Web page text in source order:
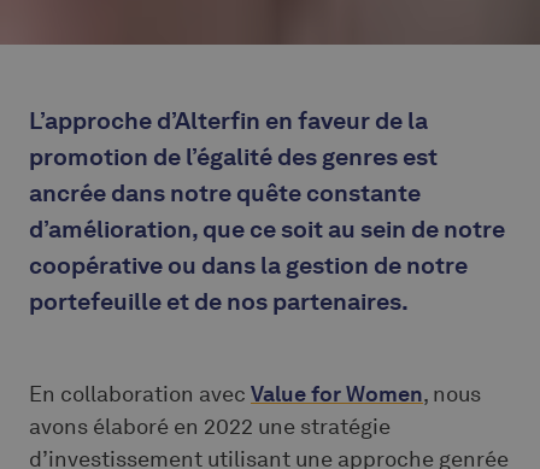
L’approche d’Alterfin en faveur de la
promotion de l’égalité des genres est
ancrée dans notre quête constante
d’amélioration, que ce soit au sein de notre
coopérative ou dans la gestion de notre
portefeuille et de nos partenaires.
En collaboration avec Value for Women, nous
avons élaboré en 2022 une stratégie
d’investissement utilisant une approche genrée